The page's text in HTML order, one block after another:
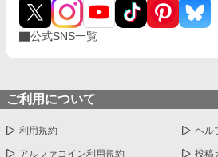
公式SNS一覧
ご利用について
利用規約 ヘル
アルファコイン利用規約 投稿